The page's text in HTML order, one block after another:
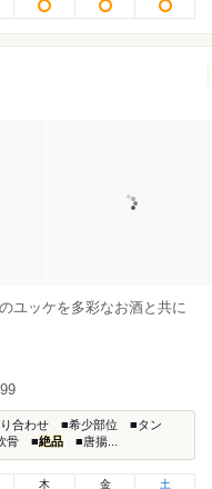
ユッケを多彩なお酒と共に
合わせ ■希少部位 ■タン
骨 ■絶品 ■唐揚...
木 金 土